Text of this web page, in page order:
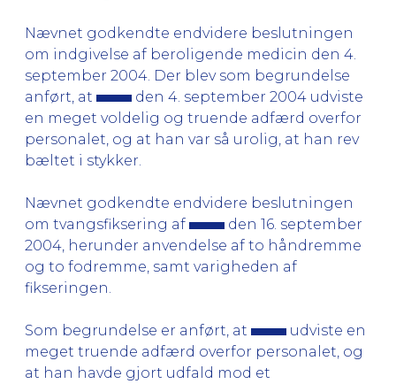
Nævnet godkendte endvidere beslutningen
om indgivelse af beroligende medicin den 4.
september 2004. Der blev som begrundelse
anført, at
den 4. september 2004 udviste
en meget voldelig og truende adfærd overfor
personalet, og at han var så urolig, at han rev
bæltet i stykker.
Nævnet godkendte endvidere beslutningen
om tvangsfiksering af
den 16. september
2004, herunder anvendelse af to håndremme
og to fodremme, samt varigheden af
fikseringen.
Som begrundelse er anført, at
udviste en
meget truende adfærd overfor personalet, og
at han havde gjort udfald mod et